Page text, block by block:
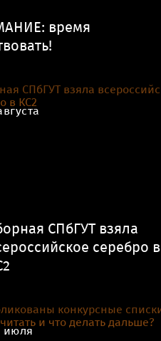
время
СПбГУТ взяла
серебро в
июля